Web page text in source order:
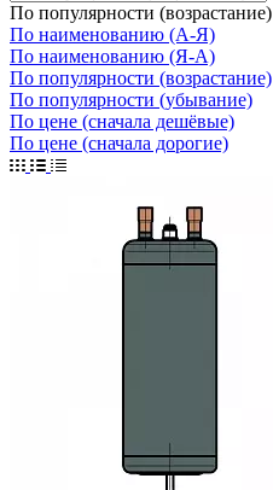
По популярности (возрастание)
По наименованию (А-Я)
По наименованию (Я-А)
По популярности (возрастание)
По популярности (убывание)
По цене (сначала дешёвые)
По цене (сначала дорогие)